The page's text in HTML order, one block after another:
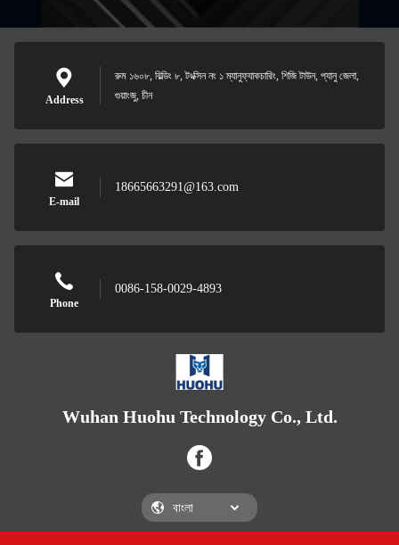
Address
রুম ১৬০৮, বিল্ডিং ৮, টংক্সিন নং ১ ম্যানুফ্যাকচারিং, শিজি টাউন, প্যানু জেলা,
গুয়াংজু, চীন
E-mail
18665663291@163.com
Phone
0086-158-0029-4893
Wuhan Huohu Technology Co., Ltd.